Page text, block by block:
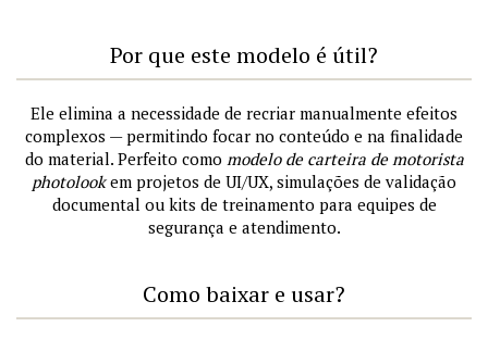
Por que este modelo é útil?
Ele elimina a necessidade de recriar manualmente efeitos
complexos — permitindo focar no conteúdo e na finalidade
do material. Perfeito como modelo de carteira de motorista
photolookem projetos de UI/UX, simulações de validação
documental ou kits de treinamento para equipes de
segurança e atendimento.
Como baixar e usar?